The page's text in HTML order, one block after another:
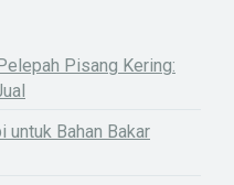
Pisang Kering:
Bahan Bakar